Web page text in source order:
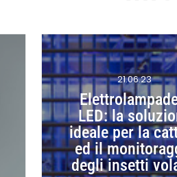
21.06.23
LED: la
ideale per la
ed il
degli insetti